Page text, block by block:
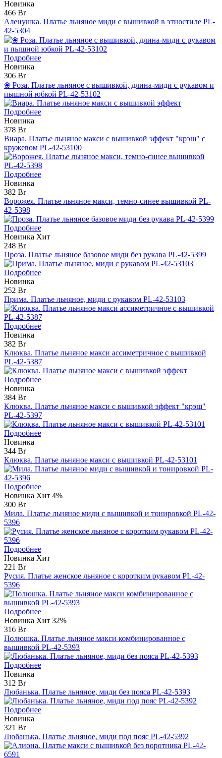
Новинка
466 Br
Аленушка. Платье льняное миди с вышивкой в этностиле PL-
42-5304
Подробнее
Новинка
306 Br
❀ Роза. Платье льняное с вышивкой, длина-миди с рукавом и
пышной юбкой PL-42-53102
Подробнее
Новинка
378 Br
Виара. Платье льняное макси с вышивкой эффект "крэш" с
кружевом PL-42-53100
Подробнее
Новинка
382 Br
Ворожея. Платье льняное макси, темно-синее вышивкой PL-
42-5398
Подробнее
Новинка Хит
248 Br
Проза. Платье льняное базовое миди без рукава PL-42-5399
Подробнее
Новинка
252 Br
Прима. Платье льняное, миди с рукавом PL-42-53103
Подробнее
Новинка
382 Br
Клюква. Платье льняное макси ассиметричное с вышивкой
PL-42-5387
Подробнее
Новинка
384 Br
Клюква. Платье льняное макси с вышивкой эффект "крэш"
PL-42-5397
Подробнее
Новинка
344 Br
Клюква. Платье льняное макси с вышивкой PL-42-53101
Подробнее
Новинка Хит 4%
300 Br
Мила. Платье льняное миди с вышивкой и тонировкой PL-42-
5396
Подробнее
Новинка Хит
221 Br
Русия. Платье женское льняное с коротким рукавом PL-42-
5396
Подробнее
Новинка Хит 32%
316 Br
Полюшка. Платье льняное макси комбинированное с
вышивкой PL-42-5393
Подробнее
Новинка
312 Br
Любанька. Платье льняное, миди без пояса PL-42-5393
Подробнее
Новинка
321 Br
Любанька. Платье льняное, миди под пояс PL-42-5392